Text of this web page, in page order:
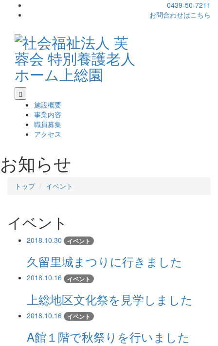
0439-50-7211
お問合わせはこちら
施設概要
事業内容
職員募集
アクセス
お知らせ
トップ イベント
イベント
2018.10.30 イベント
久留里城まつりに行きました
2018.10.16 イベント
上総地区文化祭を見学しました
2018.10.16 イベント
A館１階で秋祭りを行いました